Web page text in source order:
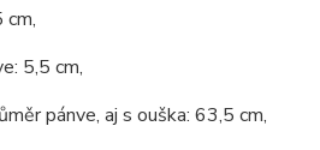
cm,
5,5 cm,
pánve, aj s ouška: 63,5 cm,